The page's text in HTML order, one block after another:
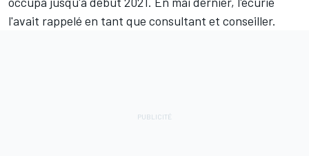
l'avait rappelé en tant que consultant et conseiller.